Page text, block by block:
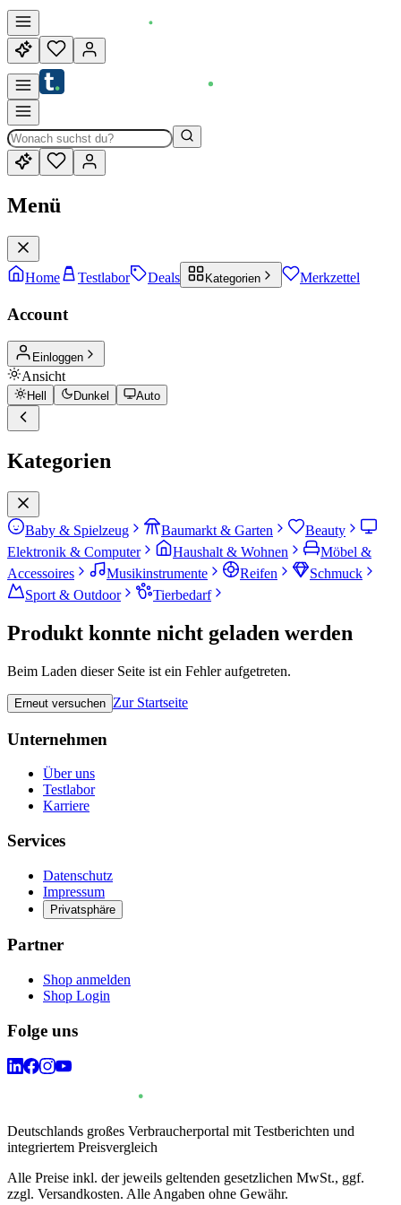
Menü
Home Testlabor Deals Kategorien Merkzettel
Account
Einloggen
Ansicht
Hell Dunkel Auto
Kategorien
Baby & Spielzeug Baumarkt & Garten
Beauty
Elektronik & Computer
Haushalt & Wohnen
Möbel &
Accessoires
Musikinstrumente Reifen
Schmuck
Sport & Outdoor
Tierbedarf
Produkt konnte nicht geladen werden
Beim Laden dieser Seite ist ein Fehler aufgetreten.
Erneut versuchen Zur Startseite
Unternehmen
Über uns
Testlabor
Karriere
Services
Datenschutz
Impressum
Privatsphäre
Partner
Shop anmelden
Shop Login
Folge uns
Deutschlands großes Verbraucherportal mit Testberichten und
integriertem Preisvergleich
Alle Preise inkl. der jeweils geltenden gesetzlichen MwSt., ggf.
zzgl. Versandkosten. Alle Angaben ohne Gewähr.